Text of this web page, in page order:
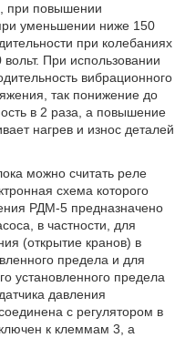
при повышении
уменьшении ниже 150
при колебаниях
При использовании
вибрационного
так понижение до
в 2 раза, а повышение
нагрев и износ деталей
можно считать реле
схема которого
РДМ-5 предназначено
в частности, для
(открытие кранов) в
предела и для
установленного предела
давления
с регулятором в
к клеммам 3, а